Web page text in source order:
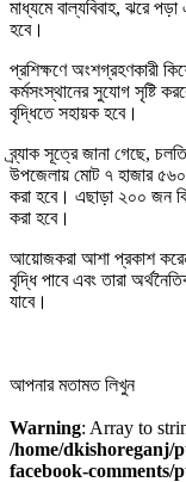
মাধ্যমে বাল্যবিবাহ, ঝরে
হবে।
প্রশিক্ষণে অংশগ্রহণকারী
কর্মসংস্থানের সুযোগ সৃষ্টি
বৃদ্ধিতে সহায়ক হবে।
ব্র্যাক সূত্রে জানা গেছে,
উপজেলায় মোট ৭ হাজার ৫৬০
করা হবে। এছাড়া ২০০ জন
করা হবে।
আয়োজকরা আশা প্রকাশ
বৃদ্ধি পাবে এবং তারা
যাবে।
আপনার মতামত লিখুন
Warning: Array to
/home/dkishoreganj/
facebook-comments/